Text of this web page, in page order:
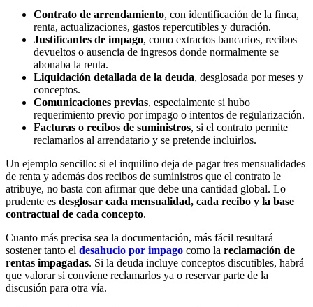
Contrato de arrendamiento, con identificación de la finca,
renta, actualizaciones, gastos repercutibles y duración.
Justificantes de impago, como extractos bancarios, recibos
devueltos o ausencia de ingresos donde normalmente se
abonaba la renta.
Liquidación detallada de la deuda, desglosada por meses y
conceptos.
Comunicaciones previas, especialmente si hubo
requerimiento previo por impago o intentos de regularización.
Facturas o recibos de suministros, si el contrato permite
reclamarlos al arrendatario y se pretende incluirlos.
Un ejemplo sencillo: si el inquilino deja de pagar tres mensualidades
de renta y además dos recibos de suministros que el contrato le
atribuye, no basta con afirmar que debe una cantidad global. Lo
prudente es desglosar cada mensualidad, cada recibo y la base
contractual de cada concepto.
Cuanto más precisa sea la documentación, más fácil resultará
sostener tanto el desahucio por impago como la reclamación de
rentas impagadas. Si la deuda incluye conceptos discutibles, habrá
que valorar si conviene reclamarlos ya o reservar parte de la
discusión para otra vía.